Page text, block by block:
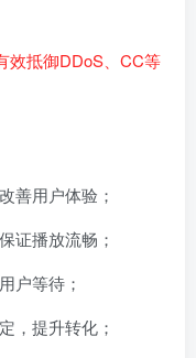
效抵御DDoS、CC等
善用户体验；
证播放流畅；
户等待；
，提升转化；